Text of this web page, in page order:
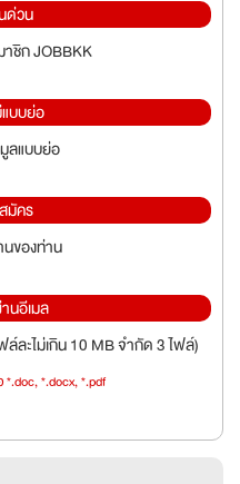
ด่วน
าชิก JOBBKK
แบบย่อ
ลแบบย่อ
มัคร
ของท่าน
นอีเมล
ละไม่เกิน 10 MB จำกัด 3 ไฟล์)
*.doc, *.docx, *.pdf